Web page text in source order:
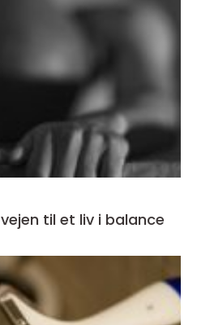
Misbrugsbehandling vejen til et liv i balance